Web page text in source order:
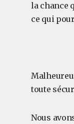
la chance
ce qui
toute
Nous